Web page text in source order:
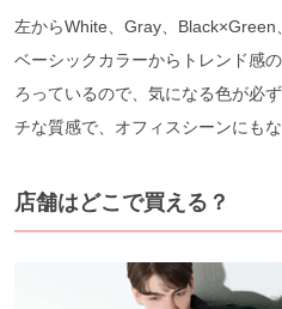
左からWhite、Gray、Black×Green
ベーシックカラーからトレンド感
ろっているので、気になる色が必
チな質感で、オフィスシーンにも
店舗はどこで買える？